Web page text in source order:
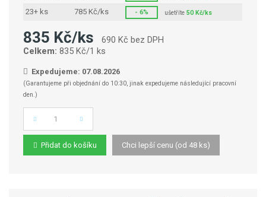
23+ ks 785 Kč/ks - 6% ušetříte50 Kč/ks
835 Kč/ks
690 Kč bez DPH
Celkem: 835 Kč/1 ks
Expedujeme: 07.08.2026
(Garantujeme při objednání do 10:30, jinak expedujeme následující pracovní
den.)
Počet
Přidat do košíku Chci lepší cenu (od 48 ks)